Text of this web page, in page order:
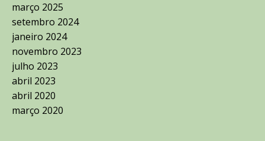
março 2025
setembro 2024
janeiro 2024
novembro 2023
julho 2023
abril 2023
abril 2020
março 2020